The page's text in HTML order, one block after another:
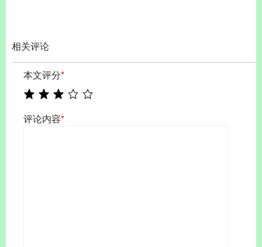
相关评论
本文评分*
评论内容*